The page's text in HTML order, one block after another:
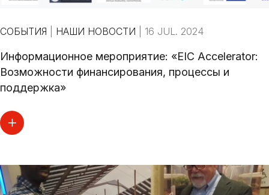
СОБЫТИЯ НАШИ НОВОСТИ 16 JUL. 2024
Информационное мероприятие: «EIC Accelerator:
Возможности финансирования, процессы и
поддержка»